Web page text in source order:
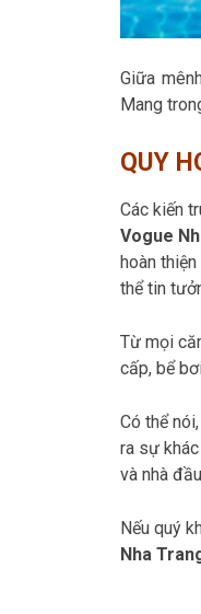
Giữa
Mang
QUY
Các kiến
Vogue
hoàn
thể tin
Từ mọi
cấp, bể
Có thể
ra sự
và nhà
Nếu quý
Nha